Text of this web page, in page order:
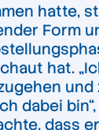
hatte,
Form
hat.
dabei
dass